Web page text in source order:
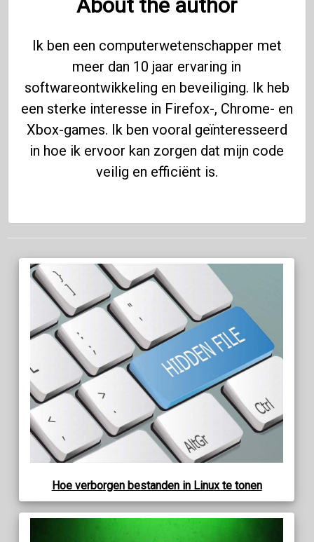
About the author
Ik ben een computerwetenschapper met
meer dan 10 jaar ervaring in
softwareontwikkeling en beveiliging. Ik heb
een sterke interesse in Firefox-, Chrome- en
Xbox-games. Ik ben vooral geïnteresseerd
in hoe ik ervoor kan zorgen dat mijn code
veilig en efficiënt is.
Hoe verborgen bestanden in Linux te tonen